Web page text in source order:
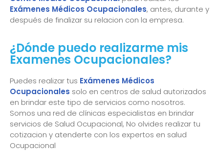
Exámenes Médicos Ocupacionales, antes, durante y
después de finalizar su relacion con la empresa.
¿Dónde puedo realizarme mis
Examenes Ocupacionales?
Puedes realizar tus Exámenes Médicos
Ocupacionales solo en centros de salud autorizados
en brindar este tipo de servicios como nosotros.
Somos una red de clínicas especialistas en brindar
servicios de Salud Ocupacional, No olvides realizar tu
cotizacion y atenderte con los expertos en salud
Ocupacional